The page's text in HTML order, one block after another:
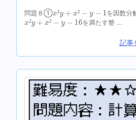
問題８➀x²y + x² − y − 1
² + ²− を因数
x²y + x² − y − 16
x²y + x²−y− 16 を満たす整 ...
記事